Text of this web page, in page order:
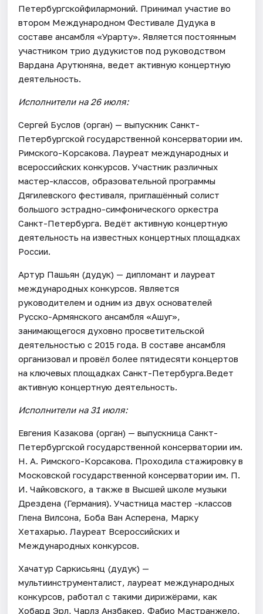
Петербургскойфилармоний. Принимал участие во
втором Международном Фестивале Дудука в
составе ансамбля «Урарту». Является постоянным
участником трио дудукистов под руководством
Вардана Арутюняна, ведет активную концертную
деятельность.
Исполнители на 26 июля:
Сергей Буслов (орган) — выпускник Санкт-
Петербургской государственной консерватории им.
Римского-Корсакова. Лауреат международных и
всероссийских конкурсов. Участник различных
мастер-классов, образовательной программы
Дягилевского фестиваля, приглашённый солист
большого эстрадно-симфонического оркестра
Санкт-Петербурга. Ведёт активную концертную
деятельность на известных концертных площадках
России.
Артур Пашьян (дудук) — дипломант и лауреат
международных конкурсов. Является
руководителем и одним из двух основателей
Русско-Армянского ансамбля «Ашуг»,
занимающегося духовно просветительской
деятельностью с 2015 года. В составе ансамбля
организовал и провёл более пятидесяти концертов
на ключевых площадках Санкт-Петербурга.Ведет
активную концертную деятельность.
Исполнители на 31 июля:
Евгения Казакова (орган) — выпускница Санкт-
Петербургской государственной консерватории им.
Н. А. Римского-Корсакова. Проходила стажировку в
Московской государственной консерватории им. П.
И. Чайковского, а также в Высшей школе музыки
Дрездена (Германия). Участница мастер -классов
Глена Вилсона, Боба Ван Асперена, Марку
Хетахарью. Лауреат Всероссийских и
Международных конкурсов.
Хачатур Саркисьянц (дудук) —
мультиинструменталист, лауреат международных
конкурсов, работал с такими дирижёрами, как
Хобард Эрл, Чарлз Анзбакер, Фабио Мастранжело,